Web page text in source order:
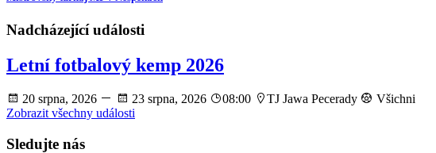
Nadcházející události
Letní fotbalový kemp 2026
20 srpna, 2026 23 srpna, 2026 08:00 TJ Jawa Pecerady
Všichni
Zobrazit všechny události
Sledujte nás